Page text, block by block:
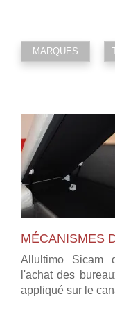
MARQUES
MÉCANISMES
Allultimo Sicam
l'achat des
appliqué sur le